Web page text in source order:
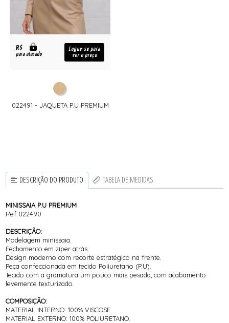
R$
para atacado
Logue-se para
ver o preço
022491 - JAQUETA P.U PREMIUM
DESCRIÇÃO DO PRODUTO TABELA DE MEDIDAS
MINISSAIA P.U PREMIUM
Ref 022490
DESCRIÇÃO:
Modelagem minissaia.
Fechamento em zíper atrás.
Design moderno com recorte estratégico na frente.
Peça confeccionada em tecido Poliuretano (P.U).
Tecido com a gramatura um pouco mais pesada, com acabamento
levemente texturizado.
COMPOSIÇÃO:
MATERIAL INTERNO: 100% VISCOSE.
MATERIAL EXTERNO: 100% POLIURETANO.